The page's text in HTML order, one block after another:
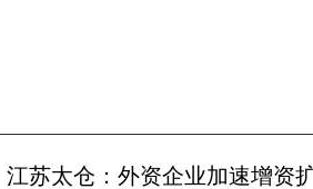
江苏太仓：外资企业加速增资